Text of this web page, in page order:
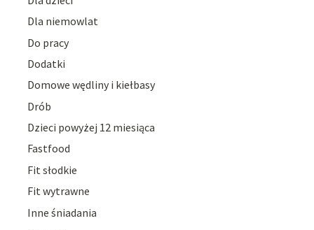
Dla niemowlat
Do pracy
Dodatki
Domowe wędliny i kiełbasy
Drób
Dzieci powyżej 12 miesiąca
Fastfood
Fit słodkie
Fit wytrawne
Inne śniadania